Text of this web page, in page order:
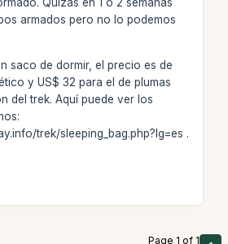
armados pero no lo podemos
saco de dormir, el precio es de
y US$ 32 para el de plumas
del trek. Aquí puede ver los
trek/sleeping_bag.php?lg=es .
Page 1 of 1